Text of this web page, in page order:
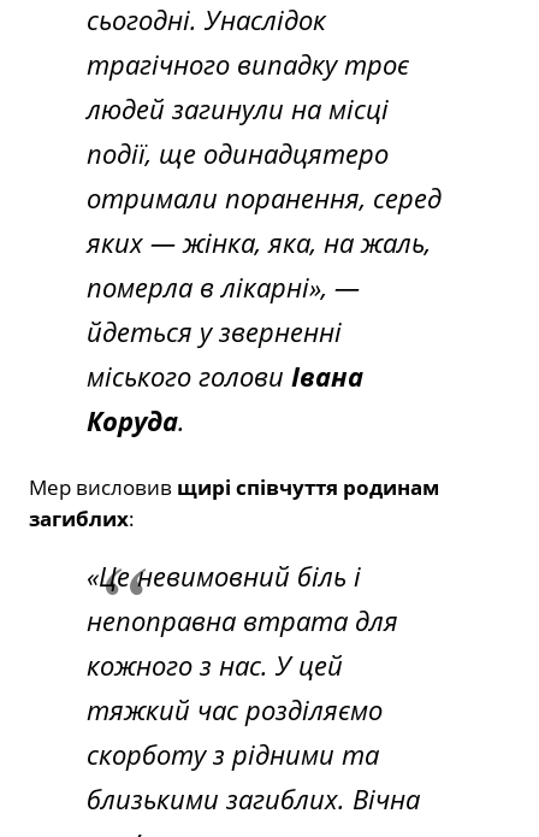
сьогодні. Унаслідок
трагічного випадку троє
людей загинули на місці
події, ще одинадцятеро
отримали поранення, серед
яких — жінка, яка, на жаль,
померла в лікарні», —
йдеться у зверненні
міського голови Івана
Коруда.
Мер висловив щирі співчуття родинам
загиблих:
«Це невимовний біль і
непоправна втрата для
кожного з нас. У цей
тяжкий час розділяємо
скорботу з рідними та
близькими загиблих. Вічна